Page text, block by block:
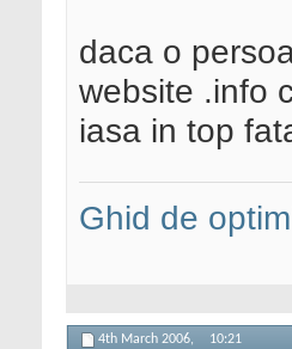
daca o
website .info
iasa in top
Ghid de
4th March 2006, 10:21